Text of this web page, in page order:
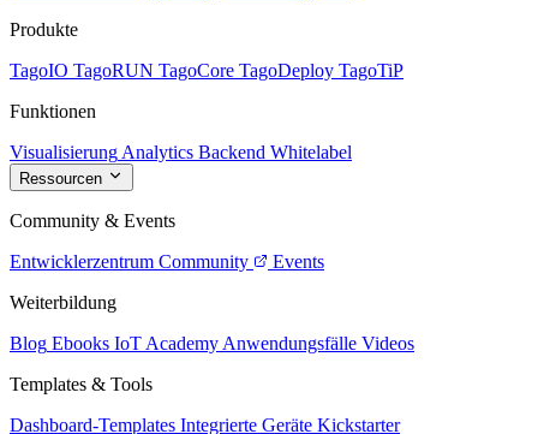
Produkte
TagoIO TagoRUN TagoCore TagoDeploy TagoTiP
Funktionen
Visualisierung Analytics Backend Whitelabel
Ressourcen
Community & Events
Entwicklerzentrum Community
Events
Weiterbildung
Blog Ebooks IoT Academy Anwendungsfälle Videos
Templates & Tools
Dashboard-Templates Integrierte Geräte Kickstarter